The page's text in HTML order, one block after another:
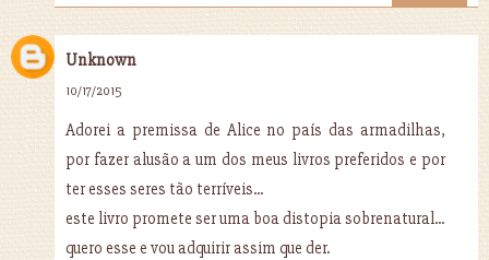
Unknown
10/17/2015
Adorei a premissa de Alice no país das armadilhas,
por fazer alusão a um dos meus livros preferidos e por
ter esses seres tão terríveis...
este livro promete ser uma boa distopia sobrenatural...
quero esse e vou adquirir assim que der.